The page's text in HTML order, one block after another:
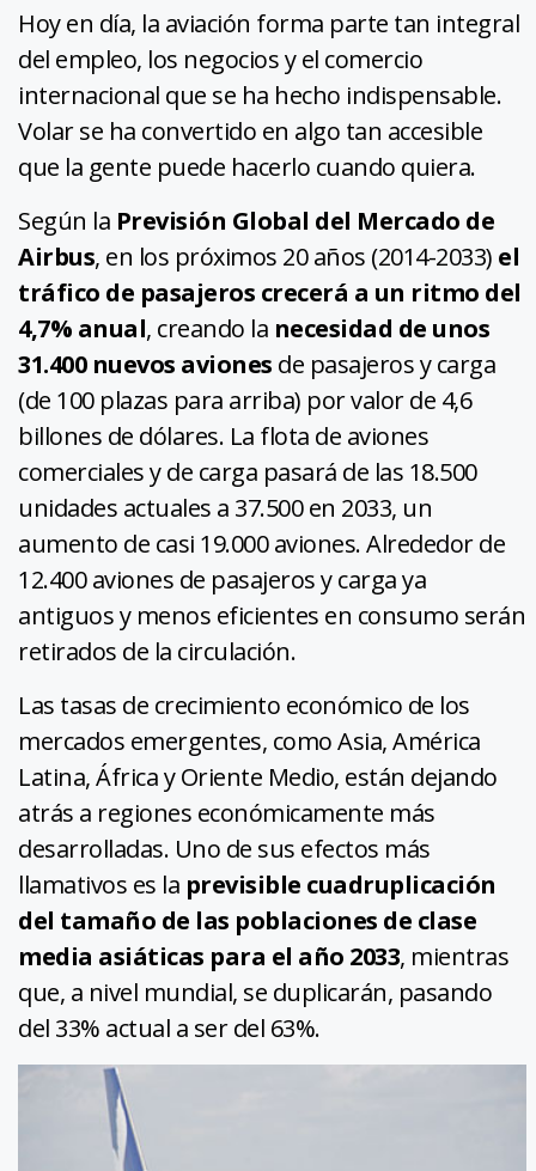
Hoy en día, la aviación forma parte tan integral
del empleo, los negocios y el comercio
internacional que se ha hecho indispensable.
Volar se ha convertido en algo tan accesible
que la gente puede hacerlo cuando quiera.
Según la Previsión Global del Mercado de
Airbus, en los próximos 20 años (2014-2033) el
tráfico de pasajeros crecerá a un ritmo del
4,7% anual, creando la necesidad de unos
31.400 nuevos aviones de pasajeros y carga
(de 100 plazas para arriba) por valor de 4,6
billones de dólares. La flota de aviones
comerciales y de carga pasará de las 18.500
unidades actuales a 37.500 en 2033, un
aumento de casi 19.000 aviones. Alrededor de
12.400 aviones de pasajeros y carga ya
antiguos y menos eficientes en consumo serán
retirados de la circulación.
Las tasas de crecimiento económico de los
mercados emergentes, como Asia, América
Latina, África y Oriente Medio, están dejando
atrás a regiones económicamente más
desarrolladas. Uno de sus efectos más
llamativos es la previsible cuadruplicación
del tamaño de las poblaciones de clase
media asiáticas para el año 2033, mientras
que, a nivel mundial, se duplicarán, pasando
del 33% actual a ser del 63%.